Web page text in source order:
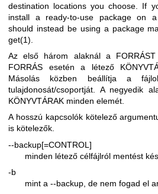
destination locations you choose. If
install a ready-to-use package on
should instead be using a package
get(1)
Az első három alaknál a
FORRÁS esetén a létező
Másolás közben beállítja a
tulajdonosát/csoportját. A negyedik
KÖNYVTÁRAK minden elemét.
A hosszú kapcsolók kötelező
is kötelezők.
--backup[=CONTROL]
minden létező célfájlról mentést
-b
mint a --backup, de nem fogad el